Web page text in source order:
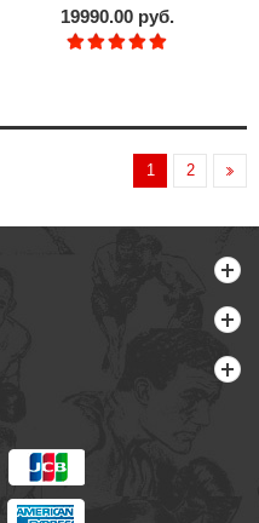
19990.00 руб.
1 2